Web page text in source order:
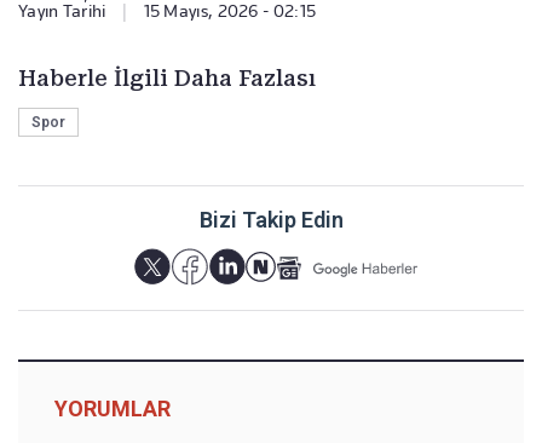
Yayın Tarihi 15 Mayıs, 2026 - 02:15
Haberle İlgili Daha Fazlası
Spor
Bizi Takip Edin
YORUMLAR